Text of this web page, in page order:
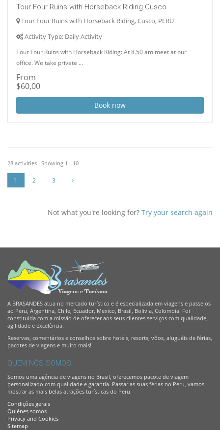
Tour Four Ruins with Horseback Riding Cusco
Tour Four Ruins with Horseback Riding, Cusco, PERU
Activity Type: Daily Activity
Tour Four Ruins with Horseback Riding: At 8.50 am meet at our
office. We take private ...
From
$60,00
Book now
28 activities . Showing 1 - 10
1 2 3
Not what you're looking for? Try your search again
A BRASANDES atua no mercado turístico e é especializada em viagens e passeios
ao Peru, Argentina, Chile, Ecuador, Mexico, Brasil, Bolivia, Colombia. Foi
constituída com a missão de oferecer aos seus clientes serviços com qualidade,
agilidade e excelência.
Reservas, comentários e conselhos sobre hotéis, resorts, vôos, aluguéis de férias,
pacotes de viagens e muito mais!
QUEM NÓS SOMOS
Somos uma agência de viagens no Brasil, oferecemos pacote de viagem
personalizado com qualidade e garantia. Passar as suas férias no Peru, vamos
mostrar as mais belas atrações turísticas do Peru.
Condições gerais
Quiénes somos
Privacy and Cookies
Sitemap